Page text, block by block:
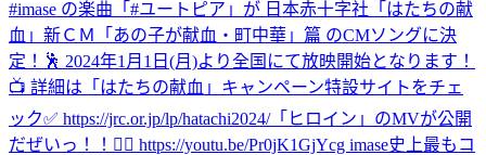
#imase の楽曲「#ユートピア」が 日本赤十字社「はたちの献
血」新ＣＭ「あの子が献血・町中華」篇 のCMソングに決
定！🕺 2024年1月1日(月)より全国にて放映開始となります！
📺 詳細は「はたちの献血」キャンペーン特設サイトをチェ
ック✅ https://jrc.or.jp/lp/hatachi2024/「ヒロイン」のMVが公開
だぜいっ！！🦸‍♀️ https://youtu.be/Pr0jK1GjYcg imase史上最もコ